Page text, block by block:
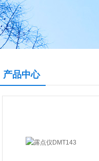
产品中心